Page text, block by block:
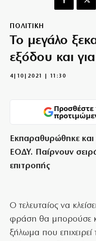
ΠΟΛΙΤΙΚΗ
Το μεγάλο
εξόδου και
4|10|2021 | 11:30
Εκπαραθυρώθηκε
ΕΟΔΥ. Παίρνουν
επιτροπής
Ο τελευταίος να
φράση θα μπορούσε
ξήλωμα που επιχειρεί